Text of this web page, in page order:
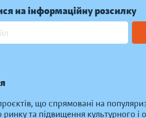
на інформаційну розсилку
що спрямовані на
та підвищення культурного і